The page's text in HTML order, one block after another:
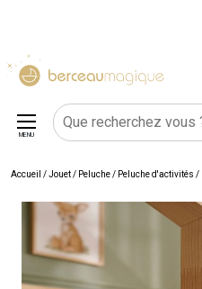
MENU
Accueil /Jouet/ Peluche/ Peluche d'activités /